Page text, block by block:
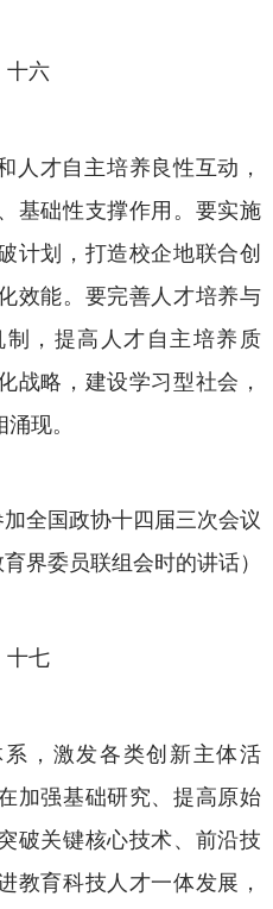
十六
人才自主培养良性互动，
基础性支撑作用。要实施
计划，打造校企地联合创
效能。要完善人才培养与
，提高人才自主培养质
战略，建设学习型社会，
现。
加全国政协十四届三次会议
界委员联组会时的讲话）
十七
，激发各类创新主体活
加强基础研究、提高原始
破关键核心技术、前沿技
教育科技人才一体发展，